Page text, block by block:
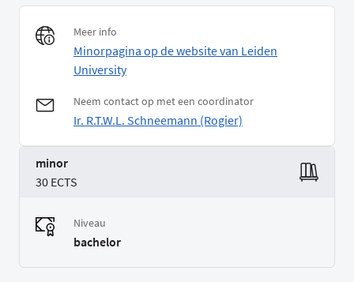
Meer info
Minorpagina op de website van Leiden
University
Neem contact op met een coordinator
Ir. R.T.W.L. Schneemann (Rogier)
minor
30 ECTS
Niveau
bachelor